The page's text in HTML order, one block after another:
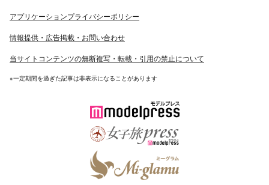
アプリケーションプライバシーポリシー
情報提供・広告掲載・お問い合わせ
当サイトコンテンツの無断複写・転載・引用の禁止について
※一定期間を過ぎた記事は非表示になることがあります